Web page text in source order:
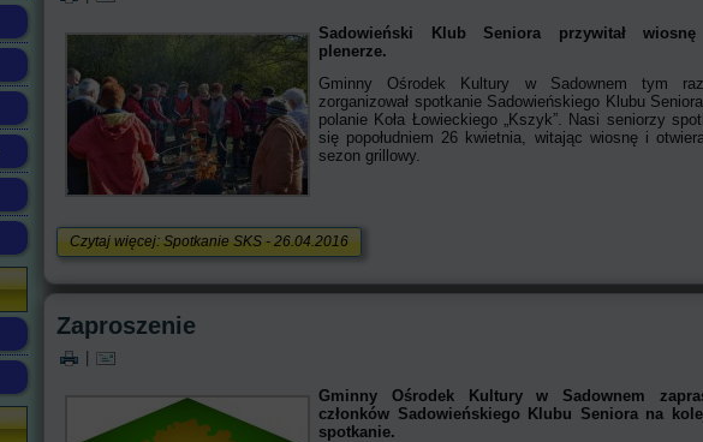
Sadowieński Klub Seniora przywitał
plenerze.
Gminny Ośrodek Kultury w Sadownem tym
zorganizował spotkanie Sadowieńskiego Klubu
polanie Koła Łowieckiego „Kszyk”. Nasi seniorzy
się popołudniem 26 kwietnia, witając wiosnę i
sezon grillowy.
Czytaj więcej: Spotkanie SKS - 26.04.2016
Zaproszenie
Gminny Ośrodek Kultury w Sadownem
członków Sadowieńskiego Klubu Seniora na
spotkanie.